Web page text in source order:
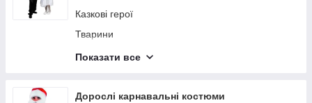
Казкові герої
Тварини
Діснеївські принцеси
Професії
Показати все
Дорослі карнавальні костюми